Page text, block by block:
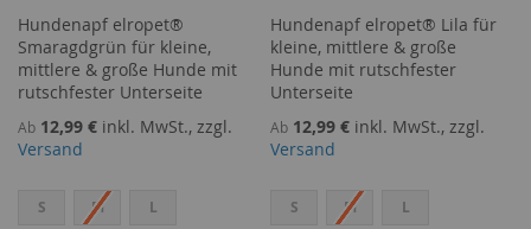
Hundenapf elropet®
Smaragdgrün für kleine,
mittlere & große Hunde mit
rutschfester Unterseite
Ab 12,99 € inkl. MwSt., zzgl.
Versand
S M L
Hundenapf elropet® Lila für
kleine, mittlere & große
Hunde mit rutschfester
Unterseite
Ab 12,99 € inkl. MwSt., zzgl.
Versand
S M L